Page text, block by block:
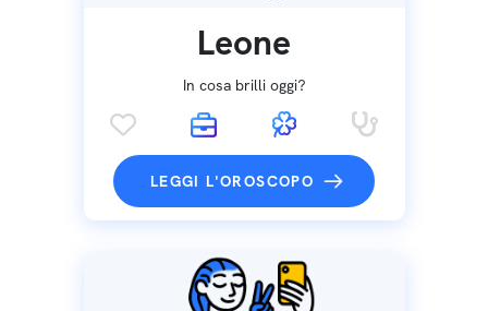
Leone
In cosa brilli oggi?
LEGGI L'OROSCOPO